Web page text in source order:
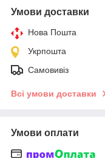
Умови доставки
Нова Пошта
Укрпошта
Самовивіз
Всі умови доставки
Умови оплати